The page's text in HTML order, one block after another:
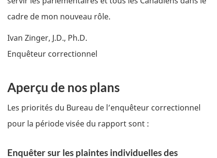
cadre de mon nouveau rôle.
Ivan Zinger, J.D., Ph.D.
Enquêteur correctionnel
Aperçu de nos plans
Les priorités du Bureau de l’enquêteur correctionnel
pour la période visée du rapport sont :
Enquêter sur les plaintes individuelles des